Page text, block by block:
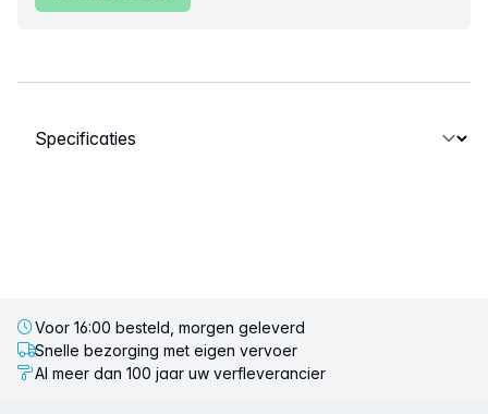
Selecteer een tabblad
Voor 16:00 besteld, morgen geleverd
Snelle bezorging met eigen vervoer
Al meer dan 100 jaar uw verfleverancier